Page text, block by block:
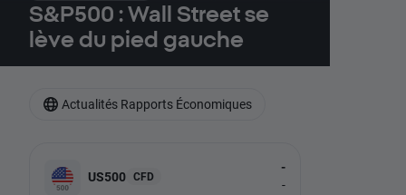
S&P500 : Wall Street se
lève du pied gauche
US500 CFD
-
-
Actualités Rapports Économiques